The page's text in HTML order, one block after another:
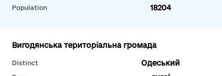
Population 18204
Вигодянська територіальна громада
Distinct Одеський